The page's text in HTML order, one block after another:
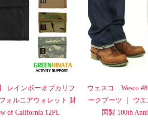
レインボーオブカリフ
ォルニアウォレット 財
of California 12PL
ウェスコ Wesco
ークブーツ ｜ ウ
国製 100th